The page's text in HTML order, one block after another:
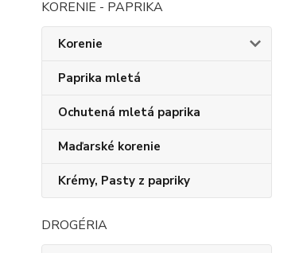
KORENIE - PAPRIKA
Korenie
Paprika mletá
Ochutená mletá paprika
Maďarské korenie
Krémy, Pasty z papriky
DROGÉRIA